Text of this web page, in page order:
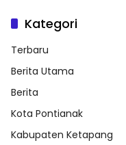
Kategori
Terbaru
Berita Utama
Berita
Kota Pontianak
Kabupaten Ketapang